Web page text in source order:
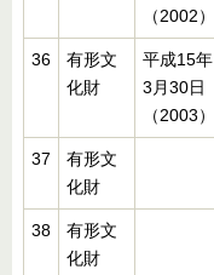
（2002）
36
有形文
化財
平成15年
3月30日
（2003）
37
有形文
化財
38
有形文
化財